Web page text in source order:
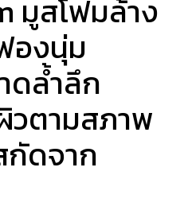
มูสโฟมล้าง
องนุ่ม
ดล้ำลึก
วตามสภาพ
กัดจาก